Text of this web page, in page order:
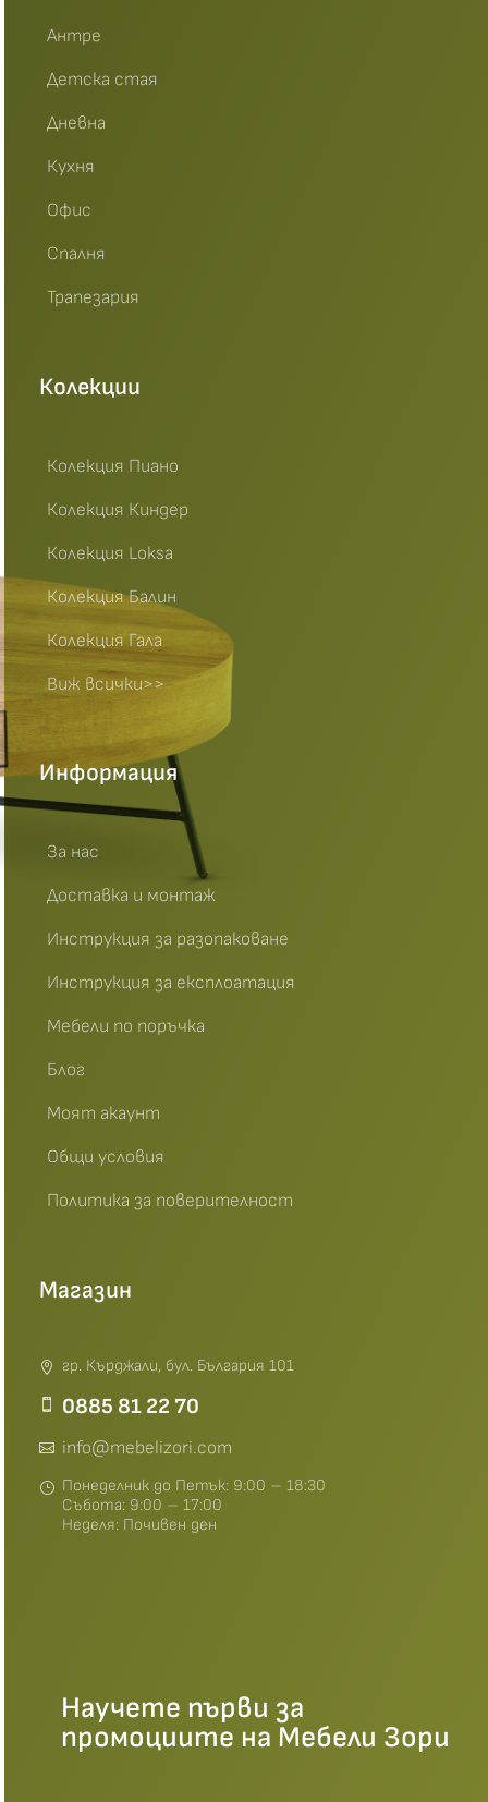
Антре
Детска стая
Дневна
Кухня
Офис
Спалня
Трапезария
Колекции
Колекция Пиано
Колекция Киндер
Колекция Loksa
Колекция Балин
Колекция Гала
Виж всички>>
Информация
За нас
Доставка и монтаж
Инструкция за разопаковане
Инструкция за експлоатация
Мебели по поръчка
Блог
Моят акаунт
Общи условия
Политика за поверителност
Магазин
гр. Кърджали, бул. България 101
0885 81 22 70
info@mebelizori.com
Понеделник до Петък: 9:00 – 18:30
Събота: 9:00 – 17:00
Неделя: Почивен ден
Научете първи за
промоциите на Мебели Зори